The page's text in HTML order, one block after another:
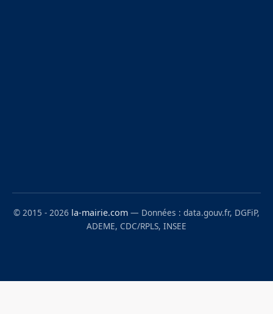
© 2015 - 2026 la-mairie.com — Données : data.gouv.fr, DGFiP,
ADEME, CDC/RPLS, INSEE